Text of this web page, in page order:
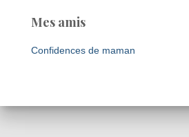
Mes amis
Confidences de maman